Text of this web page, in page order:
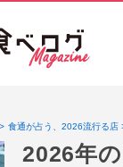
食通が占う、2026流行る店
2026年